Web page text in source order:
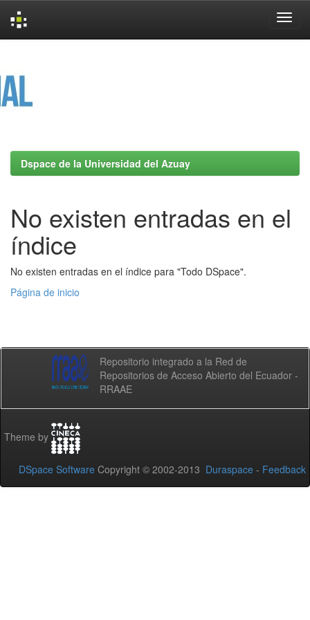
Dspace de la Universidad del Azuay
No existen entradas en el
índice
No existen entradas en el índice para "Todo DSpace".
Página de inicio
Repositorio integrado a la Red de
Repositorios de Acceso Abierto del Ecuador -
RRAAE
Theme by
DSpace Software Copyright © 2002-2013 Duraspace - Feedback